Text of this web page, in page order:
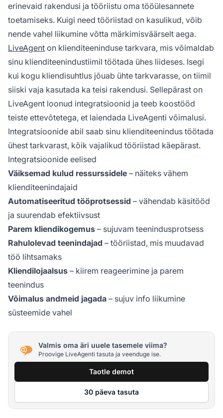
erinevaid rakendusi ja tööriistu oma tööülesannete
toetamiseks. Kuigi need tööriistad on kasulikud, võib
nende vahel liikumine võtta märkimisväärselt aega.
LiveAgent on klienditeeninduse tarkvara, mis võimaldab
sinu klienditeenindustiimil töötada ühes liideses. Isegi
kui kogu kliendisuhtlus jõuab ühte tarkvarasse, on tiimil
siiski vaja kasutada ka teisi rakendusi. Sellepärast on
LiveAgent loonud integratsioonid ja teeb koostööd
teiste ettevõtetega, et laiendada LiveAgenti võimalusi.
Integratsioonide abil saab sinu klienditeenindus töötada
ühest tarkvarast, kõik vajalikud tööriistad käepärast.
Integratsioonide eelised
Väiksemad kulud ressurssidele – näiteks vähem
klienditeenindajaid
Automatiseeritud tööprotsessid – vähendab käsitööd
ja suurendab efektiivsust
Parem kliendikogemus – sujuvam teenindusprotsess
Rahulolevad teenindajad – tööriistad, mis muudavad
töö lihtsamaks
Kliendilojaalsus – kiirem reageerimine ja parem
teenindus
Võimalus andmeid jagada – sujuv info liikumine
süsteemide vahel
Valmis oma äri uuele tasemele viima?
Proovige LiveAgenti tasuta ja veenduge ise.
Taotle demot
30 päeva tasuta